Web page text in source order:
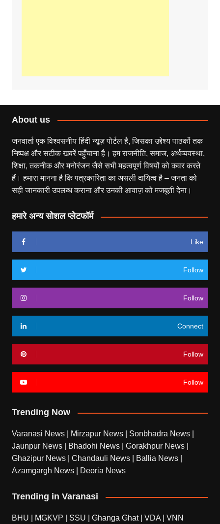
About us
जनवार्ता एक विश्वसनीय हिंदी न्यूज़ पोर्टल है, जिसका उद्देश्य पाठकों तक
निष्पक्ष और सटीक खबरें पहुँचाना है। हम राजनीति, समाज, अर्थव्यवस्था,
शिक्षा, तकनीक और मनोरंजन जैसे सभी महत्वपूर्ण विषयों को कवर करते
हैं। हमारा मानना है कि पत्रकारिता का असली दायित्व है – जनता को
सही जानकारी उपलब्ध कराना और उनकी आवाज़ को मजबूती देना।
हमारे अन्य सोशल प्लेटफॉर्म
Like
Follow
Follow
Connect
Follow
Follow
Trending Now
Varanasi News Mirzapur News Sonbhadra News
Jaunpur News
Bhadohi News Gorakhpur News
Ghazipur News
Chandauli News Ballia News
Azamgargh News
Deoria News
Trending in Varanasi
BHU MGKVP SSU Ghanga Ghat| VDA VNN